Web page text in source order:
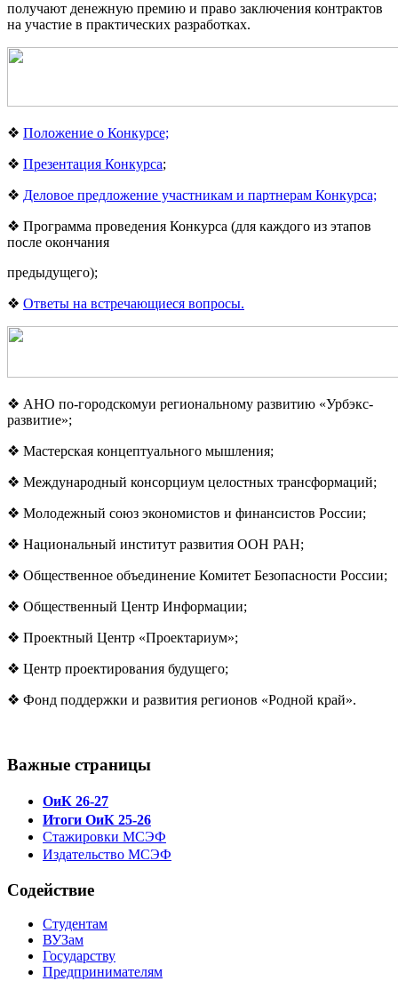
получают денежную премию и право заключения контрактов
на участие в практических разработках.
❖ Положение о Конкурсе;
❖ Презентация Конкурса;
❖ Деловое предложение участникам и партнерам Конкурса;
❖ Программа проведения Конкурса (для каждого из этапов
после окончания
предыдущего);
❖ Ответы на встречающиеся вопросы.
❖ АНО по-городскомуи региональному развитию «Урбэкс-
развитие»;
❖ Мастерская концептуального мышления;
❖ Международный консорциум целостных трансформаций;
❖ Молодежный союз экономистов и финансистов России;
❖ Национальный институт развития ООН РАН;
❖ Общественное объединение Комитет Безопасности России;
❖ Общественный Центр Информации;
❖ Проектный Центр «Проектариум»;
❖ Центр проектирования будущего;
❖ Фонд поддержки и развития регионов «Родной край».
Важные страницы
ОиК 26-27
Итоги ОиК 25-26
Стажировки МСЭФ
Издательство МСЭФ
Содействие
Студентам
ВУЗам
Государству
Предпринимателям